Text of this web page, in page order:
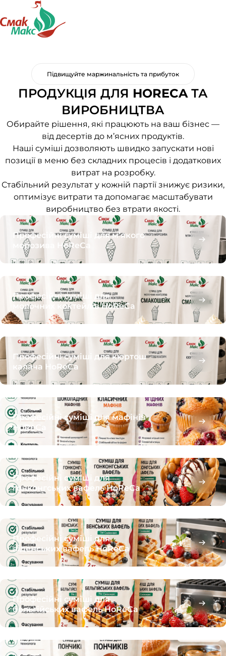
Підвищуйте маржинальність та прибуток
ПРОДУКЦІЯ ДЛЯ HORECAТА
ВИРОБНИЦТВА
Обирайте рішення, які працюють на ваш бізнес —
від десертів до м’ясних продуктів.
Наші суміші дозволяють швидко запускати нові
позиції в меню без складних процесів і додаткових
витрат на розробку.
Стабільний результат у кожній партії знижує ризики,
оптимізує витрати та допомагає масштабувати
виробництво без втрати якості.
Професійні суміші для м’якого
морозива HoReCa
Професійні суміші для
молочних коктейлів HoReCa
Професійні суміші для кюртош
калача HoReCa
Професійні суміші для мафінів
HoReCa
Професійні суміші для
гонконгських вафель HoReCa
Професійні суміші для
віденських вафель HoReCa
Професійні суміші для
бельгійських вафель HoReCa